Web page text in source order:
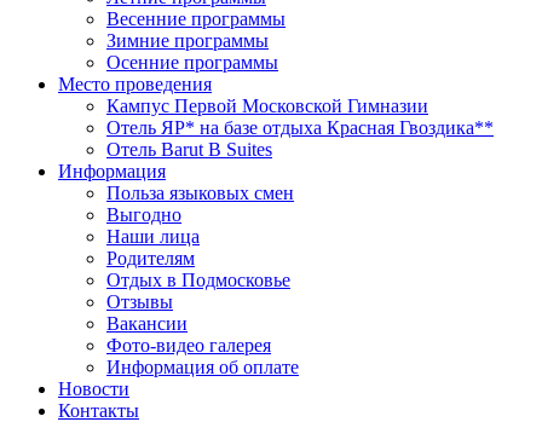
Весенние программы
Зимние программы
Осенние программы
Место проведения
Кампус Первой Московской Гимназии
Отель ЯР* на базе отдыха Красная Гвоздика**
Отель Barut B Suites
Информация
Польза языковых смен
Выгодно
Наши лица
Родителям
Отдых в Подмосковье
Отзывы
Вакансии
Фото-видео галерея
Информация об оплате
Новости
Контакты